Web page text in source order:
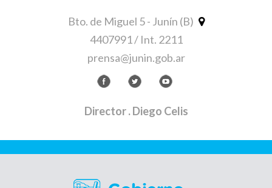
Bto. de Miguel 5 - Junín (B)
4407991 / Int. 2211
prensa@junin.gob.ar
Director. Diego Celis